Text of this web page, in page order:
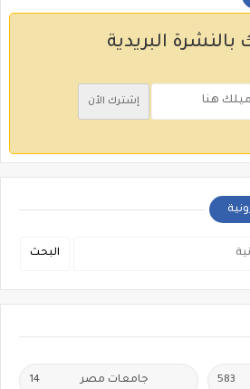
بالنشرة البريدية
583 جامعات مصر 14